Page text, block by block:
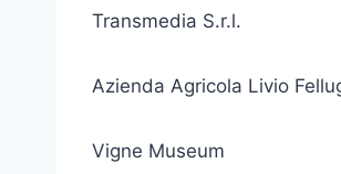
Transmedia S.r.l.
Azienda Agricola Livio
Vigne Museum